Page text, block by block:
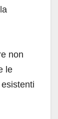
non
le